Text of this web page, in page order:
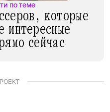
по теме
которые
интересные
сейчас